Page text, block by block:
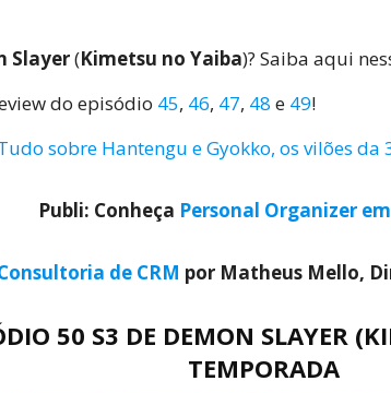
Slayer(Kimetsu no Yaiba)? Saiba aqui
do episódio 45, 46, 47, 48 e 49!
sobre Hantengu e Gyokko, os vilões
Publi: Conheça Personal Organizer
de CRM por Matheus Mello,
50 S3 DE DEMON SLAYER
TEMPORADA